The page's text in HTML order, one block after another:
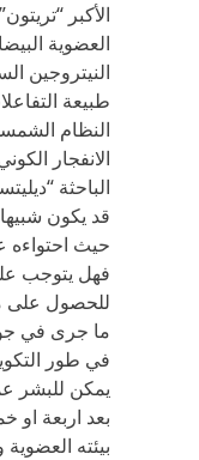
الأكبر
العضوية
النيتروجين
طبيعة
النظام
الانفجار
الباحثة
قد يكون
حيث
فهل يتوجب
للحصول على
ما جرى في
في طور
يمكن للبشر
بعد اربعة او
بيئته